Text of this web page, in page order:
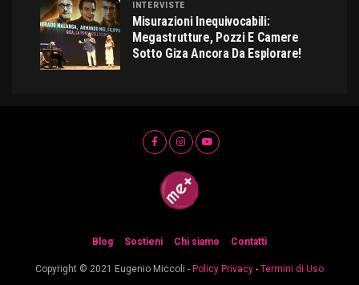
INTERVISTE
Misurazioni Inequivocabili:
Megastrutture, Pozzi E Camere
Sotto Giza Ancora Da Esplorare!
Blog Sostieni Chi siamo Contatti
Copyright © 2021 Eugenio Miccoli - Policy Privacy - Termini di Uso